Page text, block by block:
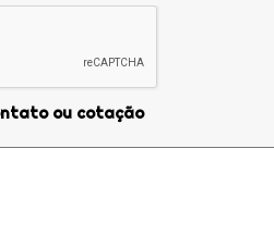
ou cotação